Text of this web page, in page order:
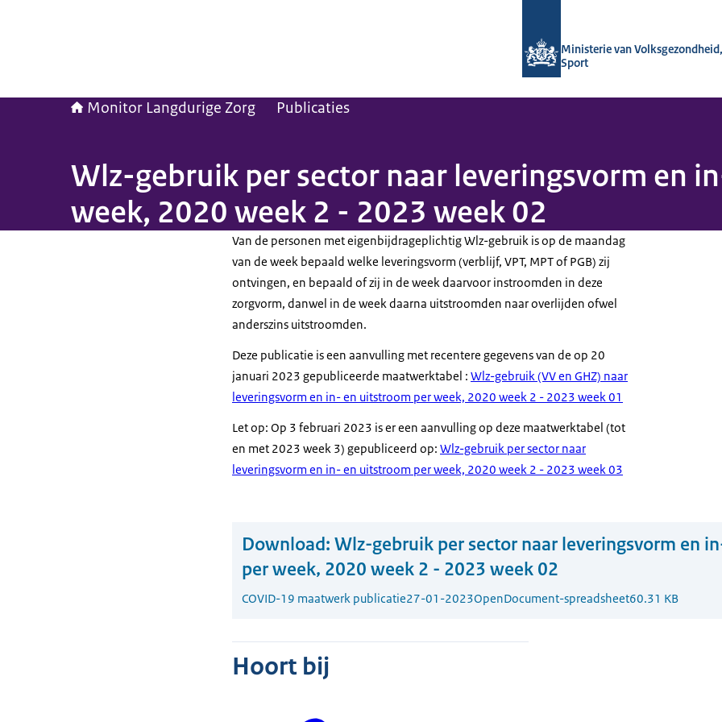
Ministerie van
Sport
Monitor Langdurige Zorg Publicaties
Wlz-gebruik per sector naar leveringsvorm en
week, 2020 week 2 - 2023 week 02
Van de personen met eigenbijdrageplichtig Wlz-gebruik is op de maandag
van de week bepaald welke leveringsvorm (verblijf, VPT, MPT of PGB) zij
ontvingen, en bepaald of zij in de week daarvoor instroomden in deze
zorgvorm, danwel in de week daarna uitstroomden naar overlijden ofwel
anderszins uitstroomden.
Deze publicatie is een aanvulling met recentere gegevens van de op 20
januari 2023 gepubliceerde maatwerktabel : Wlz-gebruik (VV en GHZ) naar
leveringsvorm en in- en uitstroom per week, 2020 week 2 - 2023 week 01
Let op: Op 3 februari 2023 is er een aanvulling op deze maatwerktabel (tot
en met 2023 week 3) gepubliceerd op: Wlz-gebruik per sector naar
leveringsvorm en in- en uitstroom per week, 2020 week 2 - 2023 week 03
Download: Wlz-gebruik per sector naar leveringsvorm en
per week, 2020 week 2 - 2023 week 02
COVID-19 maatwerk publicatie27-01-2023OpenDocument-spreadsheet60.31 KB
Hoort bij